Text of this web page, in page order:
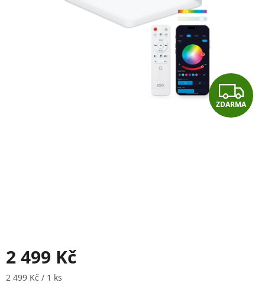
Z
D
ZDARMA
2 499 Kč
Měrná cena:
2 499 Kč / 1 ks